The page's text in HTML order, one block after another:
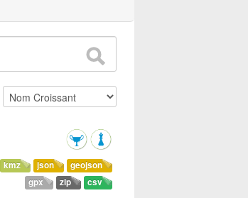
geojson
json
kmz
csv
zip
gpx